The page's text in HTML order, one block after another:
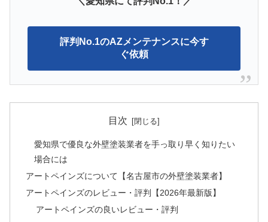
評判No.1のAZメンテナンスに今す
ぐ依頼
目次
愛知県で優良な外壁塗装業者を手っ取り早く知りたい
場合には
アートペインズについて【名古屋市の外壁塗装業者】
アートペインズのレビュー・評判【2026年最新版】
アートペインズの良いレビュー・評判